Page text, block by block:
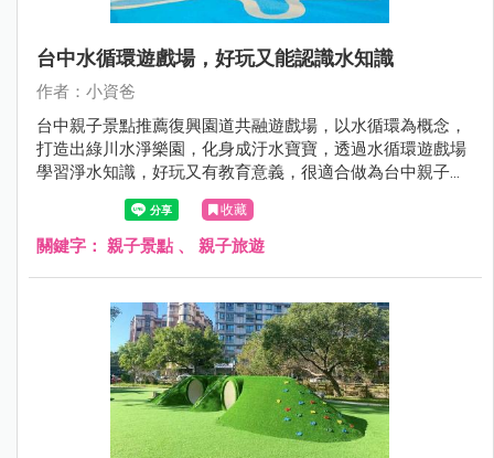
台中水循環遊戲場，好玩又能認識水知識
作者：小資爸
台中親子景點推薦復興園道共融遊戲場，以水循環為概念，
打造出綠川水淨樂園，化身成汙水寶寶，透過水循環遊戲場
學習淨水知識，好玩又有教育意義，很適合做為台中親子一
日遊景點呦~現在就跟著小資爸一起來玩台中的復興園道共
融遊戲場吧！
收藏
關鍵字： 親子景點 、 親子旅遊